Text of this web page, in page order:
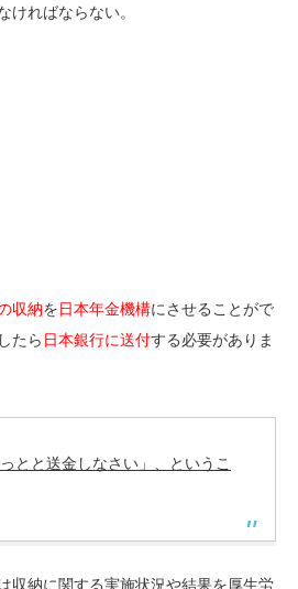
ければならない。
収納を日本年金機構にさせることがで
たら 日本銀行に送付する必要がありま
とと送金しなさい」、というこ
収納に関する実施状況や結果を厚生労